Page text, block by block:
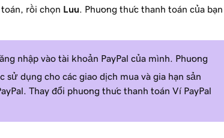
rồi chọn Lưu. Phương thức thanh toán của bạn
nhập vào tài khoản PayPal của mình. Phương
dụng cho các giao dịch mua và gia hạn sản
Thay đổi phương thức thanh toán Ví PayPal